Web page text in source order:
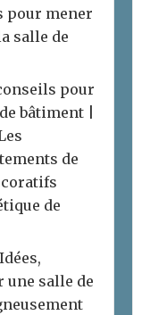
pour mener
salle de
pour
bâtiment |
de
de
Idées,
une salle de